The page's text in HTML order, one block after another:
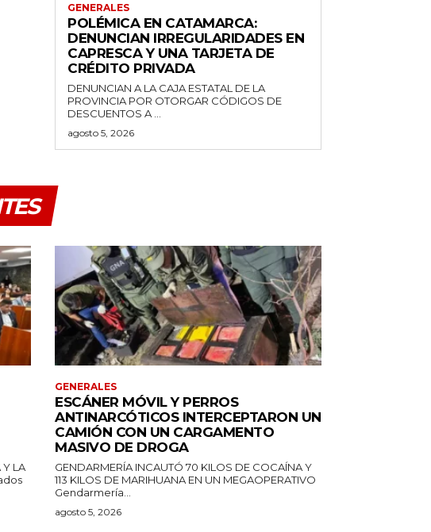
GENERALES
POLÉMICA EN CATAMARCA:
DENUNCIAN IRREGULARIDADES EN
CAPRESCA Y UNA TARJETA DE
CRÉDITO PRIVADA
DENUNCIAN A LA CAJA ESTATAL DE LA
PROVINCIA POR OTORGAR CÓDIGOS DE
DESCUENTOS A ...
agosto 5, 2026
Y LA
GENERALES
ESCÁNER MÓVIL Y PERROS
ANTINARCÓTICOS INTERCEPTARON UN
CAMIÓN CON UN CARGAMENTO
MASIVO DE DROGA
GENDARMERÍA INCAUTÓ 70 KILOS DE COCAÍNA Y
113 KILOS DE MARIHUANA EN UN MEGAOPERATIVO
Gendarmería...
agosto 5, 2026